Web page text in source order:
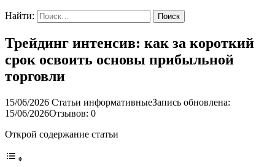
Найти:
Трейдинг интенсив: как за короткий
срок освоить основы прибыльной
торговли
15/06/2026 Статьи информативныеЗапись обновлена:
15/06/2026Отзывов: 0
Открой содержание статьи